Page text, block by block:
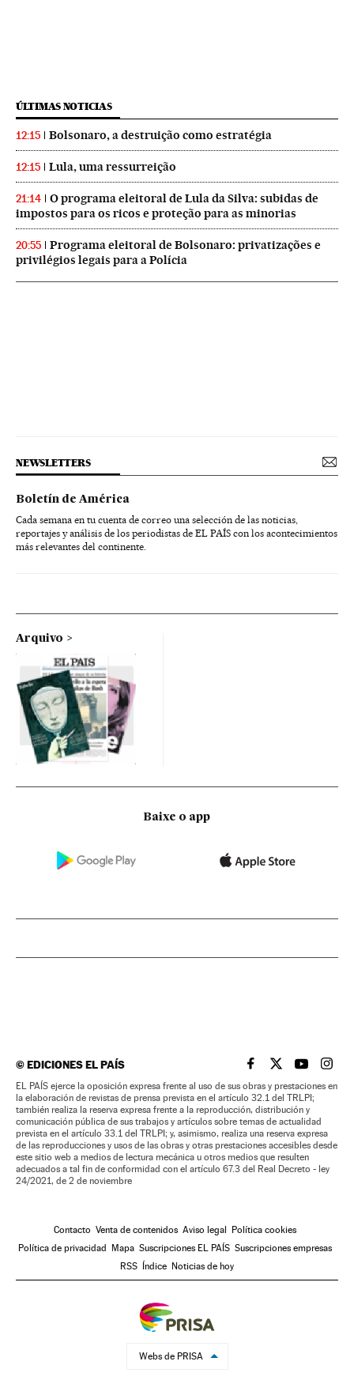
ÚLTIMAS NOTICIAS
12:15 Bolsonaro, a destruição como estratégia
12:15 Lula, uma ressurreição
21:14
O programa eleitoral de Lula da Silva: subidas de
impostos para os ricos e proteção para as minorias
20:55
Programa eleitoral de Bolsonaro: privatizações e
privilégios legais para a Polícia
NEWSLETTERS
Boletín de América
Cada semana en tu cuenta de correo una selección de las noticias,
reportajes y análisis de los periodistas de EL PAÍS con los acontecimientos
más relevantes del continente.
Arquivo
Baixe o app
©EDICIONES EL PAÍS EL PAÍS BRASIL EN
EL PAÍSEL PAÍS
EL
EL PAÍS ejerce la oposición expresa frente al uso de sus obras y prestaciones en
la elaboración de revistas de prensa prevista en el artículo 32.1 del TRLPI;
también realiza la reserva expresa frente a la reproducción, distribución y
comunicación pública de sus trabajos y artículos sobre temas de actualidad
prevista en el artículo 33.1 del TRLPI; y, asimismo, realiza una reserva expresa
de las reproducciones y usos de las obras y otras prestaciones accesibles desde
este sitio web a medios de lectura mecánica u otros medios que resulten
adecuados a tal fin de conformidad con el artículo 67.3 del Real Decreto - ley
24/2021, de 2 de noviembre
Contacto Venta de contenidos Aviso legal
Política cookies
Política de privacidad
Mapa Suscripciones EL PAÍS Suscripciones empresas
RSS
Índice Noticias de hoy
Webs de PRISA